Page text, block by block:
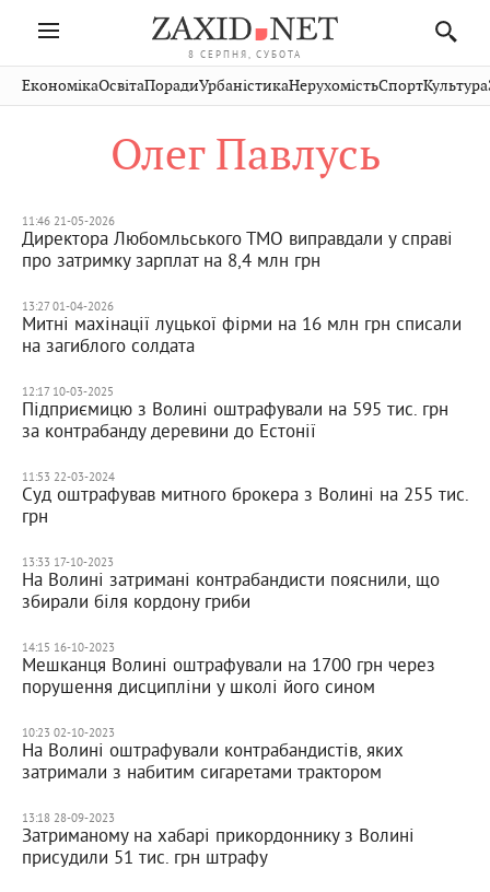
8 СЕРПНЯ, СУБОТА
Івано-
Франківськ
Волинь
Рівне
Чернівці
Стрий
Хмельницький
Публікації
Авто СловкоКультура
Кіно Дім СпортКраєзнавство
ЕкономікаОсвітаПорадиУрбаністикаНерухомістьСпортКультура
Олег Павлусь
11:46 21-05-2026
Директора Любомльського ТМО виправдали у справі
про затримку зарплат на 8,4 млн грн
13:27 01-04-2026
Митні махінації луцької фірми на 16 млн грн списали
на загиблого солдата
12:17 10-03-2025
Підприємицю з Волині оштрафували на 595 тис. грн
за контрабанду деревини до Естонії
11:53 22-03-2024
Суд оштрафував митного брокера з Волині на 255 тис.
грн
13:33 17-10-2023
На Волині затримані контрабандисти пояснили, що
збирали біля кордону гриби
14:15 16-10-2023
Мешканця Волині оштрафували на 1700 грн через
порушення дисципліни у школі його сином
10:23 02-10-2023
На Волині оштрафували контрабандистів, яких
затримали з набитим сигаретами трактором
13:18 28-09-2023
Затриманому на хабарі прикордоннику з Волині
присудили 51 тис. грн штрафу